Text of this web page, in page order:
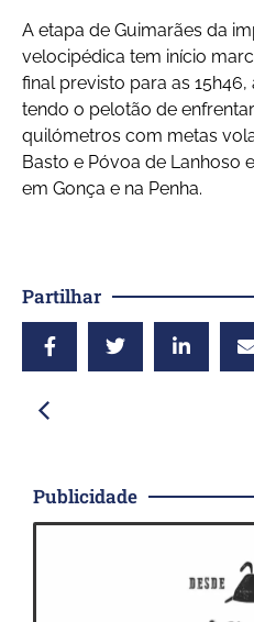
A etapa de Guimarães da
velocipédica tem início
final previsto para as
tendo o pelotão de
quilómetros com metas
Basto e Póvoa de Lanhoso
em Gonça e na Penha.
Partilhar
Publicidade